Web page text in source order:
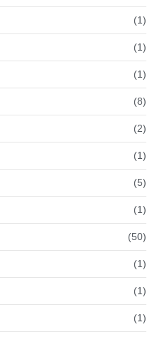
(1)
(1)
(1)
(8)
(2)
(1)
(5)
(1)
(50)
(1)
(1)
(1)